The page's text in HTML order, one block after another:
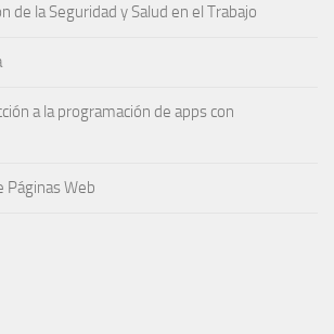
de la Seguridad y Salud en el Trabajo
a la programación de apps con
Páginas Web